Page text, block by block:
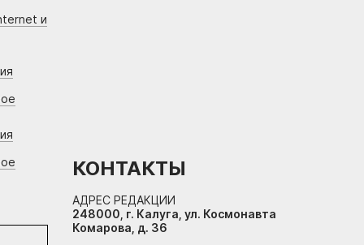
и
КОНТАКТЫ
АДРЕС РЕДАКЦИИ
248000, г. Калуга, ул. Космонавта
Комарова, д. 36